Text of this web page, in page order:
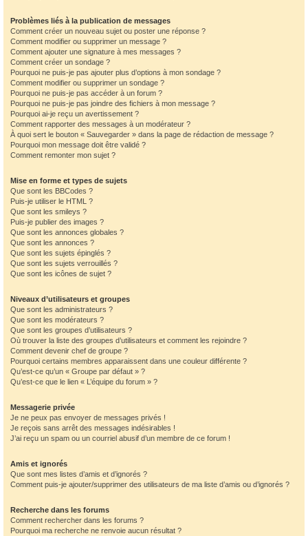
Problèmes liés à la publication de messages
Comment créer un nouveau sujet ou poster une réponse ?
Comment modifier ou supprimer un message ?
Comment ajouter une signature à mes messages ?
Comment créer un sondage ?
Pourquoi ne puis-je pas ajouter plus d’options à mon sondage ?
Comment modifier ou supprimer un sondage ?
Pourquoi ne puis-je pas accéder à un forum ?
Pourquoi ne puis-je pas joindre des fichiers à mon message ?
Pourquoi ai-je reçu un avertissement ?
Comment rapporter des messages à un modérateur ?
À quoi sert le bouton « Sauvegarder » dans la page de rédaction de message ?
Pourquoi mon message doit être validé ?
Comment remonter mon sujet ?
Mise en forme et types de sujets
Que sont les BBCodes ?
Puis-je utiliser le HTML ?
Que sont les smileys ?
Puis-je publier des images ?
Que sont les annonces globales ?
Que sont les annonces ?
Que sont les sujets épinglés ?
Que sont les sujets verrouillés ?
Que sont les icônes de sujet ?
Niveaux d’utilisateurs et groupes
Que sont les administrateurs ?
Que sont les modérateurs ?
Que sont les groupes d’utilisateurs ?
Où trouver la liste des groupes d’utilisateurs et comment les rejoindre ?
Comment devenir chef de groupe ?
Pourquoi certains membres apparaissent dans une couleur différente ?
Qu’est-ce qu’un « Groupe par défaut » ?
Qu’est-ce que le lien « L’équipe du forum » ?
Messagerie privée
Je ne peux pas envoyer de messages privés !
Je reçois sans arrêt des messages indésirables !
J’ai reçu un spam ou un courriel abusif d’un membre de ce forum !
Amis et ignorés
Que sont mes listes d’amis et d’ignorés ?
Comment puis-je ajouter/supprimer des utilisateurs de ma liste d’amis ou d’ignorés ?
Recherche dans les forums
Comment rechercher dans les forums ?
Pourquoi ma recherche ne renvoie aucun résultat ?